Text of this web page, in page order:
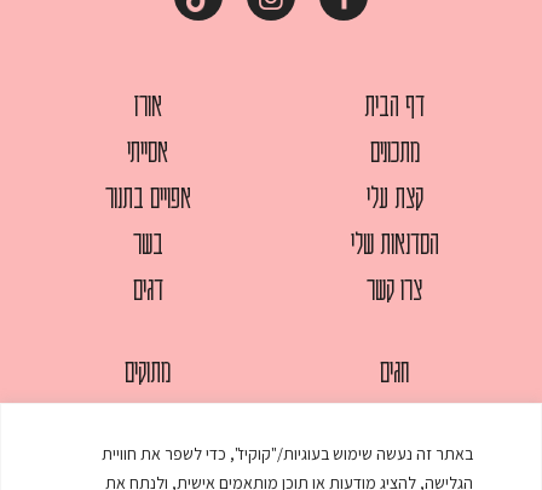
באתר זה נעשה שימוש בעוגיות/"קוקיז", כדי לשפר את חוויית
הגלישה, להציג מודעות או תוכן מותאמים אישית, ולנתח את
דף הבית
מתכונים
קצת עלי
הסדנאות שלי
צרו קשר
אורז
אסייתי
אפויים בתנור
בשר
דגים
חגים
מאפים
מתוקים
עוגות